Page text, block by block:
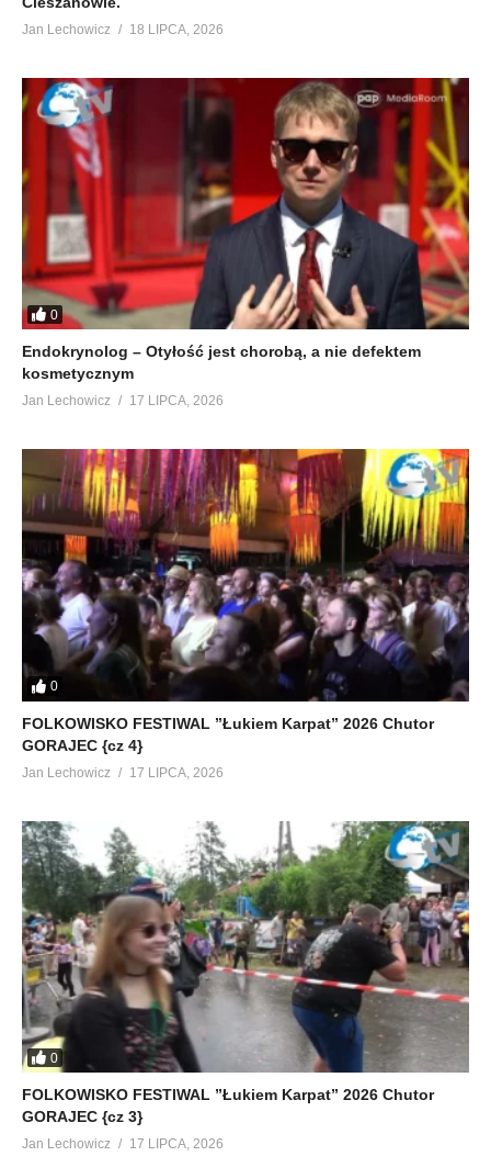
Jan Lechowicz 18 LIPCA, 2026
0
Endokrynolog – Otyłość jest chorobą, a nie defektem
kosmetycznym
Jan Lechowicz 17 LIPCA, 2026
0
FOLKOWISKO FESTIWAL ”Łukiem Karpat” 2026 Chutor
GORAJEC {cz 4}
Jan Lechowicz 17 LIPCA, 2026
0
FOLKOWISKO FESTIWAL ”Łukiem Karpat” 2026 Chutor
GORAJEC {cz 3}
Jan Lechowicz 17 LIPCA, 2026